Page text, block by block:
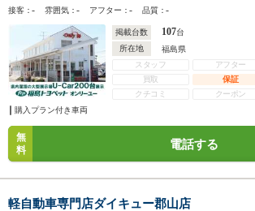
接客：- 雰囲気：- アフター：- 品質：-
掲載台数 107台
所在地
福島県
スタッフ
アフター
買取
保証
クチコミ
クーポン
購入プラン付き車両
無
料
電話する
軽自動車専門店ダイキュー郡山店